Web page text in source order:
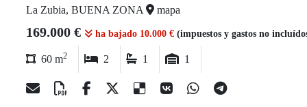
La Zubia, BUENA ZONA mapa
169.000 € ha bajado 10.000 € (impuestos y gastos no
60 m2 2 1 1